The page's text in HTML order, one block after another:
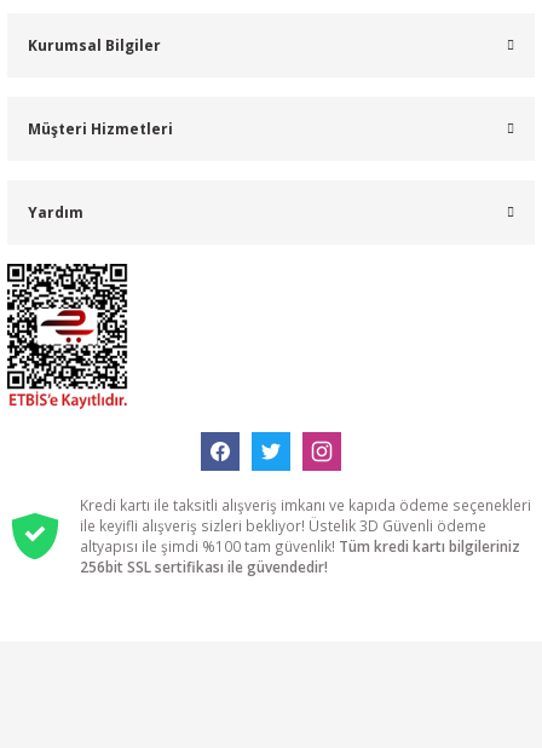
Kurumsal Bilgiler
Müşteri Hizmetleri
Yardım
Kredi kartı ile taksitli alışveriş imkanı ve kapıda ödeme seçenekleri
ile keyifli alışveriş sizleri bekliyor! Üstelik 3D Güvenli ödeme
altyapısı ile şimdi %100 tam güvenlik! Tüm kredi kartı bilgileriniz
256bit SSL sertifikası ile güvendedir!